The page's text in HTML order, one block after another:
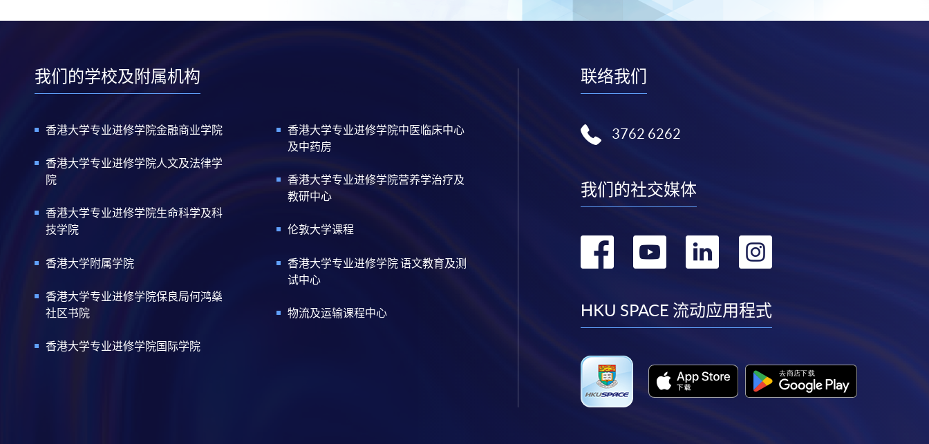
我们的学校及附属机构
香港大学专业进修学院金融商业学院
香港大学专业进修学院人文及法律学
院
香港大学专业进修学院生命科学及科
技学院
香港大学附属学院
香港大学专业进修学院保良局何鸿燊
社区书院
香港大学专业进修学院国际学院
香港大学专业进修学院中医临床中心
及中药房
香港大学专业进修学院营养学治疗及
教研中心
伦敦大学课程
香港大学专业进修学院 语文教育及测
试中心
物流及运输课程中心
联络我们
3762 6262
我们的社交媒体
转
facebook
转
youtube
转
linkedin
转
instagram
HKU SPACE 流动应用程式